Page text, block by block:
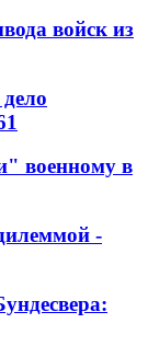
войск из
военному в
-